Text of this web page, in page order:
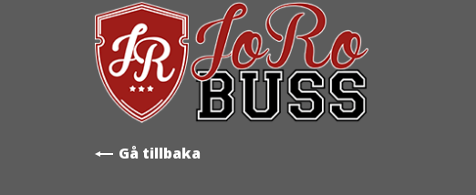
Gå tillbaka